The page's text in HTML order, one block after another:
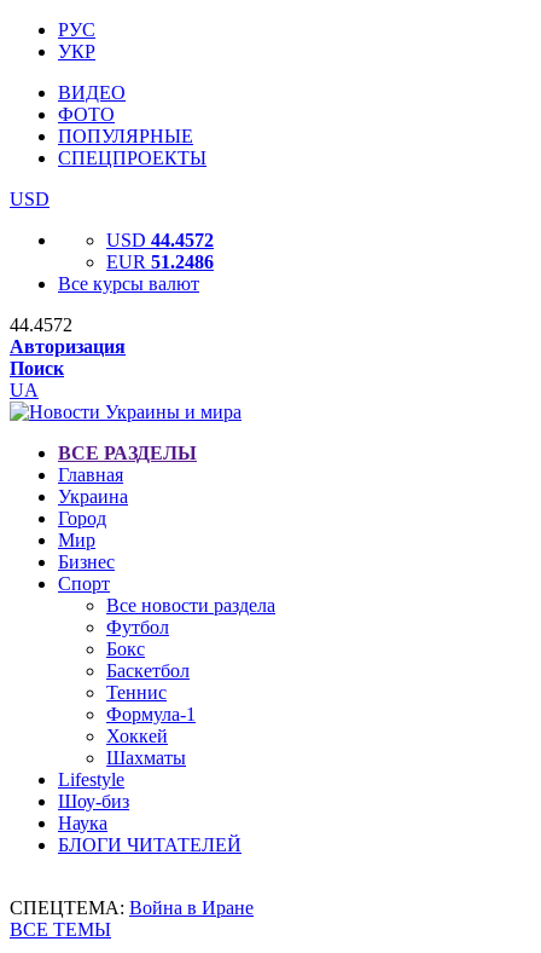
РУС
УКР
ВИДЕО
ФОТО
ПОПУЛЯРНЫЕ
СПЕЦПРОЕКТЫ
USD
USD 44.4572
EUR 51.2486
Все курсы валют
44.4572
Авторизация
Поиск
UA
ВСЕ РАЗДЕЛЫ
Главная
Украина
Город
Мир
Бизнес
Спорт
Все новости раздела
Футбол
Бокс
Баскетбол
Теннис
Формула-1
Хоккей
Шахматы
Lifestyle
Шоу-биз
Наука
БЛОГИ ЧИТАТЕЛЕЙ
СПЕЦТЕМА: Война в Иране
ВСЕ ТЕМЫ